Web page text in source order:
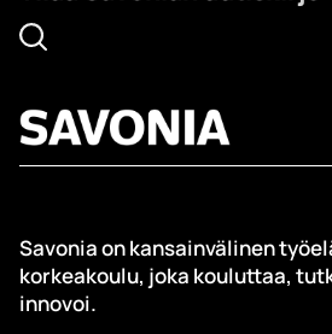
Savonia on kansainvälinen
korkeakoulu, joka kouluttaa,
innovoi.